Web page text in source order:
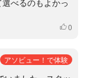
べるのもよかっ
いいね
0
アソビュー！で体験